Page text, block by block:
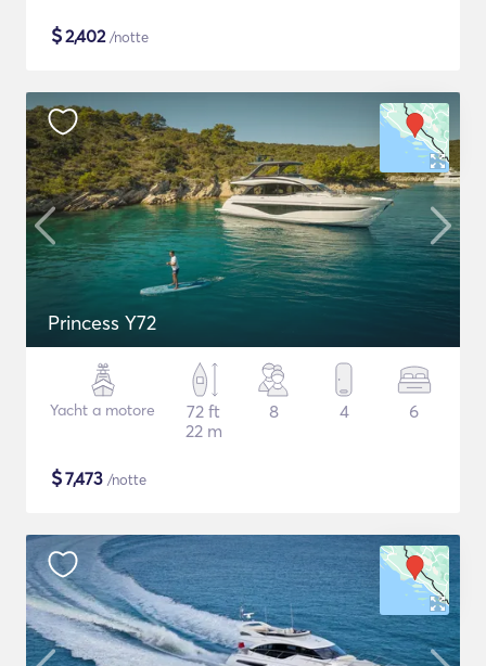
$2,402/notte
Princess Y72
Yacht a motore
72 ft
22 m
8 4 6
$7,473 /notte